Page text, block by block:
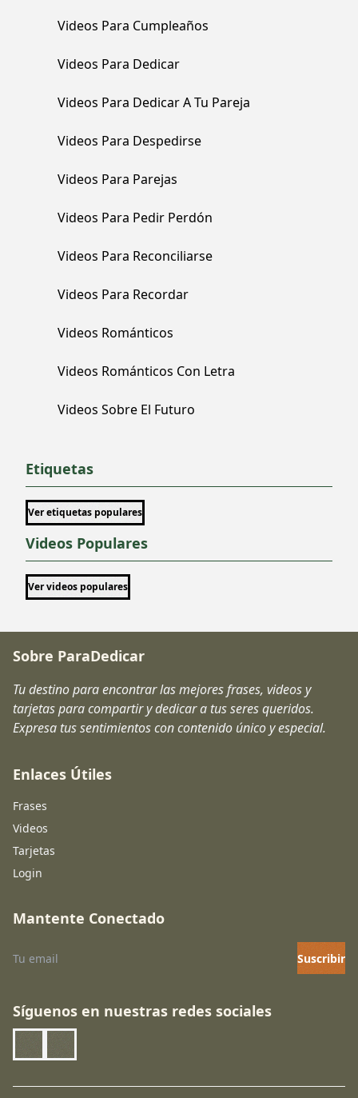
Videos Para Cumpleaños
Videos Para Dedicar
Videos Para Dedicar A Tu Pareja
Videos Para Despedirse
Videos Para Parejas
Videos Para Pedir Perdón
Videos Para Reconciliarse
Videos Para Recordar
Videos Románticos
Videos Románticos Con Letra
Videos Sobre El Futuro
Etiquetas
Ver etiquetas populares
Videos Populares
Ver videos populares
Sobre ParaDedicar
Tu destino para encontrar las mejores frases, videos y
tarjetas para compartir y dedicar a tus seres queridos.
Expresa tus sentimientos con contenido único y especial.
Enlaces Útiles
Frases
Videos
Tarjetas
Login
Mantente Conectado
Suscribir
Síguenos en nuestras redes sociales